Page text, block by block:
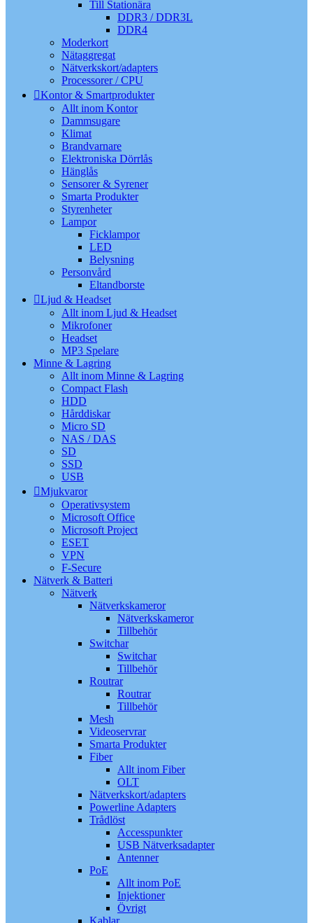
Till Stationära
DDR3 / DDR3L
DDR4
Moderkort
Nätaggregat
Nätverkskort/adapters
Processorer / CPU
Kontor & Smartprodukter
Allt inom Kontor
Dammsugare
Klimat
Brandvarnare
Elektroniska Dörrlås
Hänglås
Sensorer & Syrener
Smarta Produkter
Styrenheter
Lampor
Ficklampor
LED
Belysning
Personvård
Eltandborste
Ljud & Headset
Allt inom Ljud & Headset
Mikrofoner
Headset
MP3 Spelare
Minne & Lagring
Allt inom Minne & Lagring
Compact Flash
HDD
Hårddiskar
Micro SD
NAS / DAS
SD
SSD
USB
Mjukvaror
Operativsystem
Microsoft Office
Microsoft Project
ESET
VPN
F-Secure
Nätverk & Batteri
Nätverk
Nätverkskameror
Nätverkskameror
Tillbehör
Switchar
Switchar
Tillbehör
Routrar
Routrar
Tillbehör
Mesh
Videoservrar
Smarta Produkter
Fiber
Allt inom Fiber
OLT
Nätverkskort/adapters
Powerline Adapters
Trådlöst
Accesspunkter
USB Nätverksadapter
Antenner
PoE
Allt inom PoE
Injektioner
Övrigt
Kablar